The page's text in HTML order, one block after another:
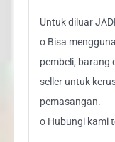
Untuk diluar
o Bisa
pembeli, barang
seller untuk
pemasangan.
o Hubungi kami